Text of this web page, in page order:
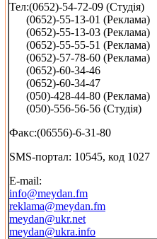
Тел:(0652)-54-72-09 (Студія)
(0652)-55-13-01 (Реклама)
(0652)-55-13-03 (Реклама)
(0652)-55-55-51 (Реклама)
(0652)-57-78-60 (Реклама)
(0652)-60-34-46
(0652)-60-34-47
(050)-428-44-80 (Реклама)
(050)-556-56-56 (Студія)
Факс:(06556)-6-31-80
SMS-портал: 10545, код 1027
E-mail:
info@meydan.fm
reklama@meydan.fm
meydan@ukr.net
meydan@ukra.info